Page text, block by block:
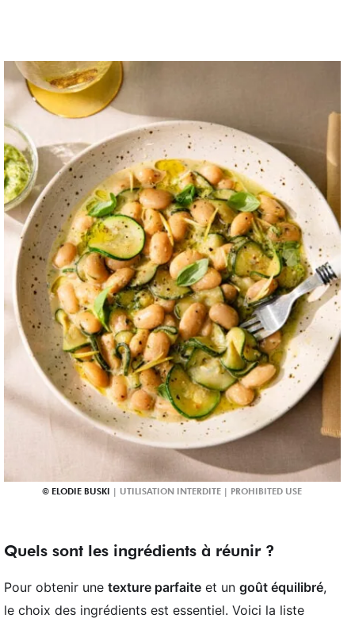
ELODIE BUSKI
Quels sont les ingrédients à réunir ?
Pour obtenir une texture parfaite et un goût équilibré,
le choix des ingrédients est essentiel. Voici la liste